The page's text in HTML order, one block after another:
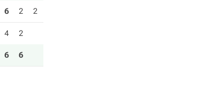
6 2 2
4 2
6 6